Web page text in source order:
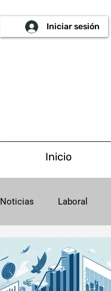
Iniciar sesión
Inicio
Noticias Laboral
Salud Societario